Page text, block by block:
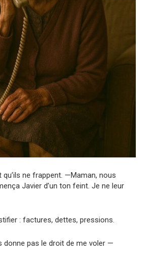
qu’ils ne frappent. —Maman, nous
Javier d’un ton feint. Je ne leur
: factures, dettes, pressions.
donne pas le droit de me voler —